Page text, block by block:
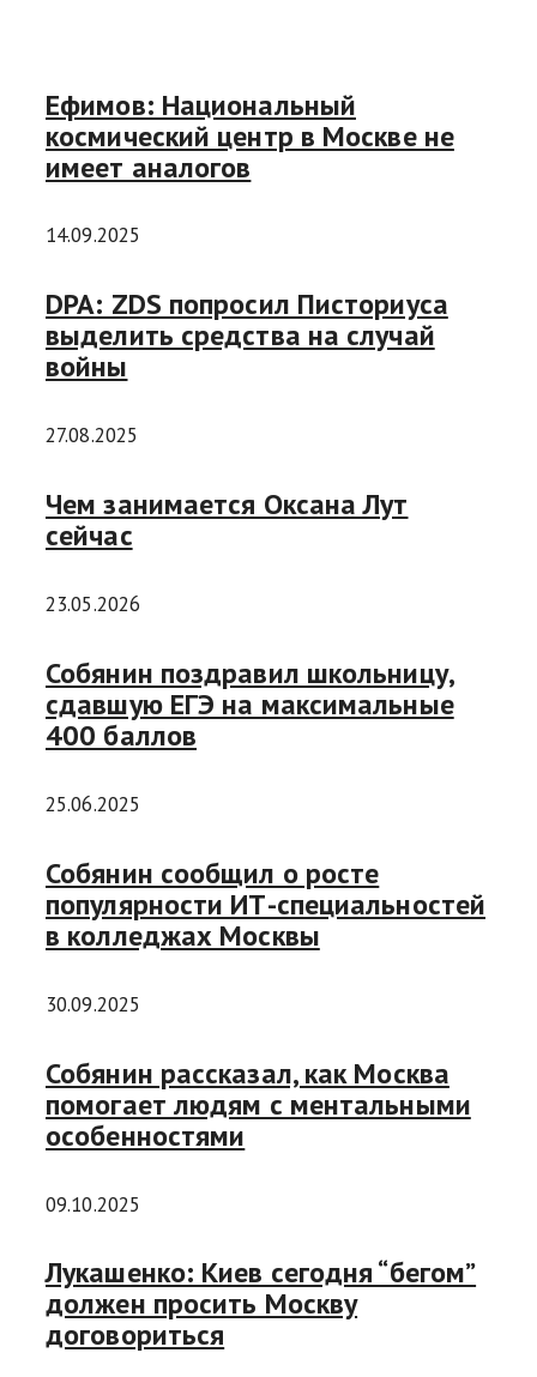
Ефимов: Национальный
космический центр в Москве не
имеет аналогов
14.09.2025
DPA: ZDS попросил Писториуса
выделить средства на случай
войны
27.08.2025
Чем занимается Оксана Лут
сейчас
23.05.2026
Собянин поздравил школьницу,
сдавшую ЕГЭ на максимальные
400 баллов
25.06.2025
Собянин сообщил о росте
популярности ИТ-специальностей
в колледжах Москвы
30.09.2025
Собянин рассказал, как Москва
помогает людям с ментальными
особенностями
09.10.2025
Лукашенко: Киев сегодня “бегом”
должен просить Москву
договориться